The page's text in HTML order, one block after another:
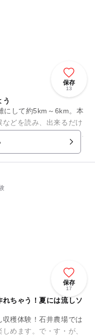
保存
13
う
にして約5km～6km。本
どを読み、出来るだけ
れる魚は1月から4月は
保存
17
ちゃう！夏には流しソ
穫体験！石井農場では
めます。で・す・が、